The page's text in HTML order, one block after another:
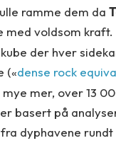
ramme dem da
med voldsom
der hver
(«dense rock
mer, over 13
er basert på
dyphavene rundt